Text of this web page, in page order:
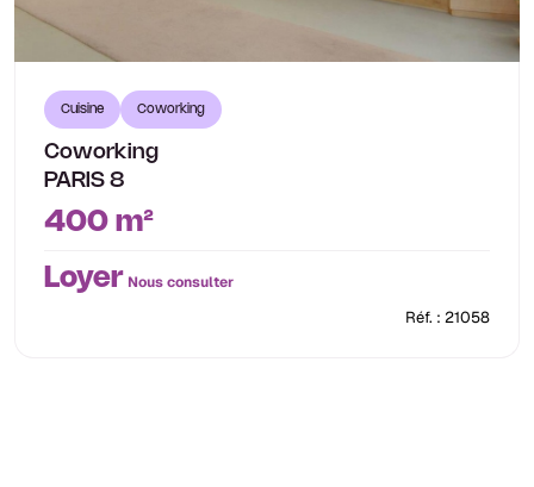
Cuisine Coworking
Coworking
PARIS 8
400 m²
Loyer Nous consulter
Réf. : 21058